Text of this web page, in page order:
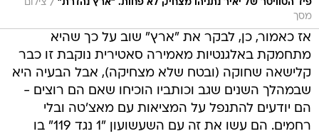
פיד הטוויטר של יאיר נתניהו מצחיק לא פחות. "ארץ נהדרת" / צילום
מסך
אז כאמור, כן, לבקר את "ארץ" שוב על כך שהיא
מתחמקת באלגנטיות מאמירה סאטירית נוקבת זו כבר
קלישאה שחוקה (ובטח שלא מצחיקה), אבל הבעיה היא
שבמהלך השנים שגב וכותביו הוכיחו שאם הם רוצים -
הם יודעים להתנפל על המציאות עם מאצ'טה ובלי
רחמים. הם עשו את זה עם השעשועון "1 נגד 119" בו